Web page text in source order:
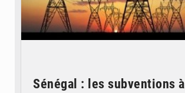
Sénégal : les subventions à